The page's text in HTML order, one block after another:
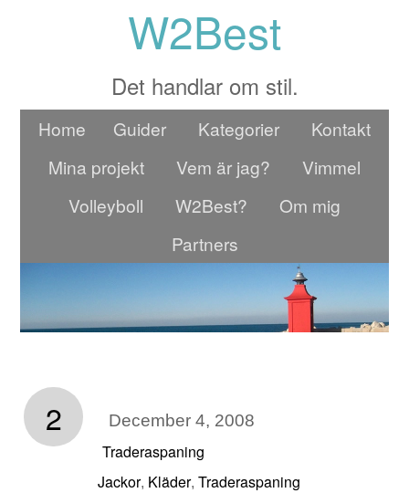
W2Best
Det handlar om stil.
Home Guider Kategorier
Kontakt
Mina projekt
Vem är jag?
Vimmel
Volleyboll
W2Best?
Om mig
Partners
2 December 4, 2008
Traderaspaning
Jackor, Kläder,Traderaspaning